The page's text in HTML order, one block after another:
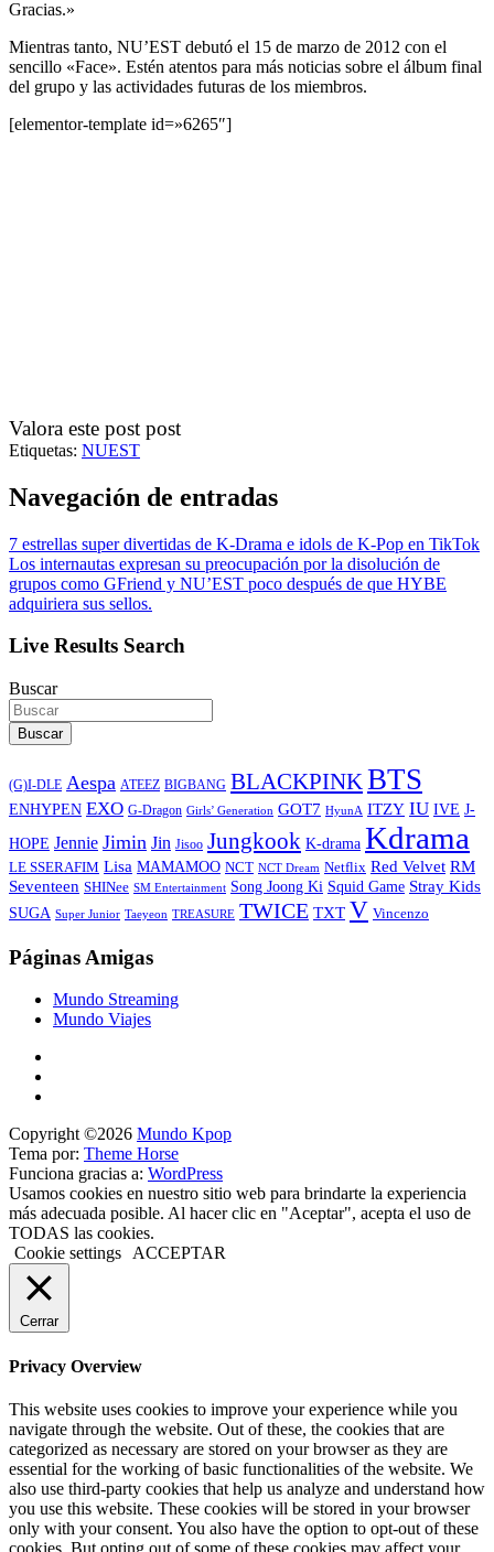
Gracias.»
Mientras tanto, NU’EST debutó el 15 de marzo de 2012 con el
sencillo «Face». Estén atentos para más noticias sobre el álbum final
del grupo y las actividades futuras de los miembros.
[elementor-template id=»6265″]
Valora este post post
Etiquetas: NUEST
Navegación de entradas
7 estrellas super divertidas de K-Drama e idols de K-Pop en TikTok
Los internautas expresan su preocupación por la disolución de
grupos como GFriend y NU’EST poco después de que HYBE
adquiriera sus sellos.
Live Results Search
Buscar
Buscar
(G)I-DLE Aespa ATEEZ BIGBANG BLACKPINKBTS
ENHYPEN EXO G-Dragon Girls’ Generation GOT7 HyunA ITZY IU IVE J-
HOPE Jennie Jimin Jin Jisoo Jungkook K-drama Kdrama
LE SSERAFIM Lisa MAMAMOO NCT NCT Dream Netflix Red Velvet RM
Seventeen SHINee SM Entertainment Song Joong Ki Squid Game Stray Kids
SUGA Super Junior Taeyeon TREASURE TWICE TXT V Vincenzo
Páginas Amigas
Mundo Streaming
Mundo Viajes
Copyright ©2026 Mundo Kpop
Tema por: Theme Horse
Funciona gracias a: WordPress
Usamos cookies en nuestro sitio web para brindarte la experiencia
más adecuada posible. Al hacer clic en "Aceptar", acepta el uso de
TODAS las cookies.
Cookie settings
ACCEPTAR
Cerrar
Privacy Overview
This website uses cookies to improve your experience while you
navigate through the website. Out of these, the cookies that are
categorized as necessary are stored on your browser as they are
essential for the working of basic functionalities of the website. We
also use third-party cookies that help us analyze and understand how
you use this website. These cookies will be stored in your browser
only with your consent. You also have the option to opt-out of these
cookies. But opting out of some of these cookies may affect your